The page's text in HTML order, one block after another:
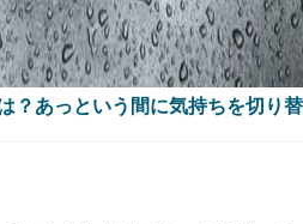
？あっという間に気持ちを切り